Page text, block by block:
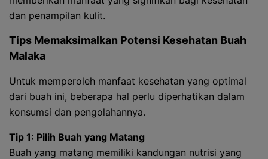
dan penampilan kulit.
Tips Memaksimalkan Potensi Kesehatan Buah
Malaka
Untuk memperoleh manfaat kesehatan yang optimal
dari buah ini, beberapa hal perlu diperhatikan dalam
konsumsi dan pengolahannya.
Tip 1: Pilih Buah yang Matang
Buah yang matang memiliki kandungan nutrisi yang